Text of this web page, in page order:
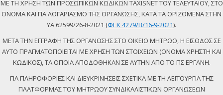
ΜΕ ΤΗ ΧΡΗΣΗ ΤΩΝ ΠΡΟΣΩΠΙΚΩΝ ΚΩΔΙΚΩΝ TAXISNET ΤΟΥ ΤΕΛΕΥΤΑΙΟΥ, ΣΤΟ
ΟΝΟΜΑ ΚΑΙ ΓΙΑ ΛΟΓΑΡΙΑΣΜΟ ΤΗΣ ΟΡΓΑΝΩΣΗΣ, ΚΑΤΑ ΤΑ ΟΡΙΖΟΜΕΝΑ ΣΤΗΝ
ΥΑ 62599/26-8-2021 (ΦΕΚ 4279/Β/16-9-2021).
ΜΕΤΑ ΤΗΝ ΕΓΓΡΑΦΗ ΤΗΣ ΟΡΓΑΝΩΣΗΣ ΣΤΟ ΟΙΚΕΙΟ ΜΗΤΡΩΟ, Η ΕΙΣΟΔΟΣ ΣΕ
ΑΥΤΟ ΠΡΑΓΜΑΤΟΠΟΙΕΙΤΑΙ ΜΕ ΧΡΗΣΗ ΤΩΝ ΣΤΟΙΧΕΙΩΝ (ΟΝΟΜΑ ΧΡΗΣΤΗ ΚΑΙ
ΚΩΔΙΚΟΣ), ΤΑ ΟΠΟΙΑ ΑΠΟΔΟΘΗΚΑΝ ΣΕ ΑΥΤΗΝ ΑΠΟ ΤΟ ΠΣ ΕΡΓΑΝΗ.
ΓΙΑ ΠΛΗΡΟΦΟΡΙΕΣ ΚΑΙ ΔΙΕΥΚΡΙΝΗΣΕΙΣ ΣΧΕΤΙΚΑ ΜΕ ΤΗ ΛΕΙΤΟΥΡΓΙΑ ΤΗΣ
ΠΛΑΤΦΟΡΜΑΣ ΤΟΥ ΜΗΤΡΩΟΥ ΣΥΝΔΙΚΑΛΙΣΤΙΚΩΝ ΟΡΓΑΝΩΣΕΩΝ